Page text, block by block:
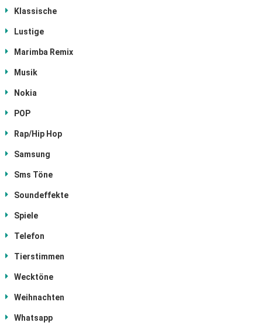
Klassische
Lustige
Marimba Remix
Musik
Nokia
POP
Rap/Hip Hop
Samsung
Sms Töne
Soundeffekte
Spiele
Telefon
Tierstimmen
Wecktöne
Weihnachten
Whatsapp